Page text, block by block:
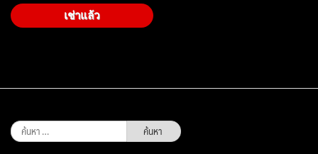
เช่าแล้ว
ค้นหา
สำหรับ: